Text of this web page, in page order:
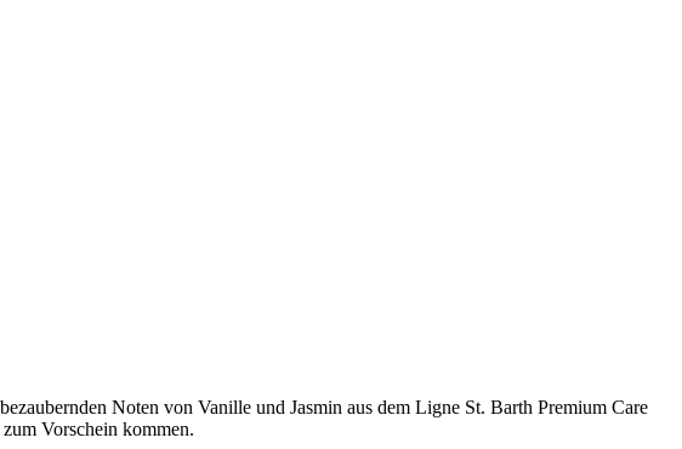
Noten von Vanille und Jasmin aus dem Ligne St. Barth Premium Care
Vorschein kommen.